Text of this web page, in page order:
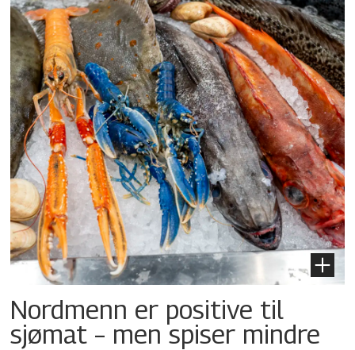
Nordmenn er positive til
sjømat – men spiser mindre